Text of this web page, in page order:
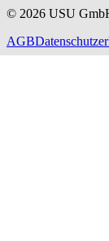
© 2026 USU
AGB